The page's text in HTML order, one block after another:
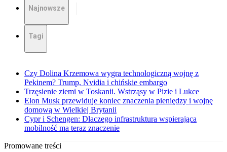
Najnowsze
Tagi
Czy Dolina Krzemowa wygra technologiczną wojnę z
Pekinem? Trump, Nvidia i chińskie embargo
Trzęsienie ziemi w Toskanii. Wstrząsy w Pizie i Lukce
Elon Musk przewiduje koniec znaczenia pieniędzy i wojnę
domową w Wielkiej Brytanii
Cypr i Schengen: Dlaczego infrastruktura wspierająca
mobilność ma teraz znaczenie
Promowane treści